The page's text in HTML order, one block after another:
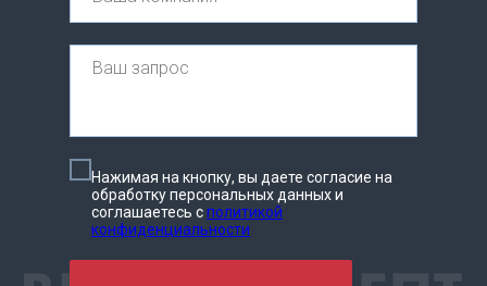
Нажимая на кнопку, вы даете согласие на
обработку персональных данных и
соглашаетесь cполитикой
конфиденциальности